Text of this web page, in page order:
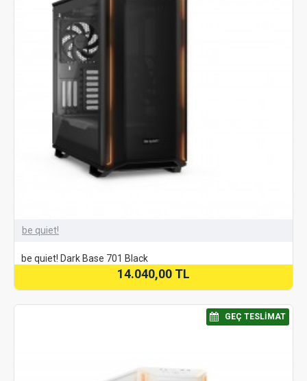
be quiet!
be quiet! Dark Base 701 Black
14.040,00 TL
⠀GEÇ TESLIMAT